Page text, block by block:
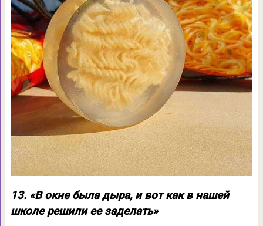
13. «В окне была дыра, и вот как в нашей
школе решили ее заделать»